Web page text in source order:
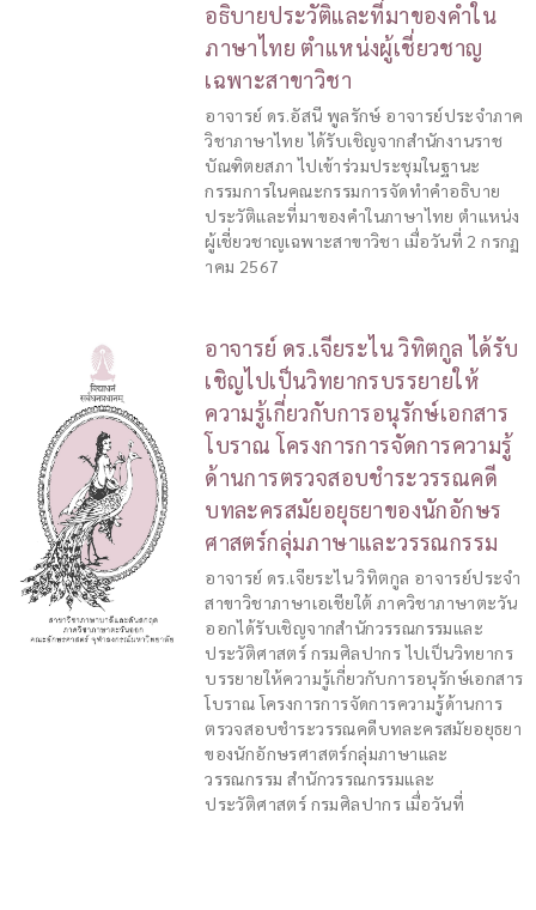
อธิบายประวัติและที่มาของคำใน
ภาษาไทย ตำแหน่งผู้เชี่ยวชาญ
เฉพาะสาขาวิชา
อาจารย์ ดร.อัสนี พูลรักษ์ อาจารย์ประจำภาค
วิชาภาษาไทย ได้รับเชิญจากสำนักงานราช
บัณฑิตยสภา ไปเข้าร่วมประชุมในฐานะ
กรรมการในคณะกรรมการจัดทำคำอธิบาย
ประวัติและที่มาของคำในภาษาไทย ตำแหน่ง
ผู้เชี่ยวชาญเฉพาะสาขาวิชา เมื่อวันที่ 2 กรกฏ
าคม 2567
อาจารย์ ดร.เจียระไน วิทิตกูล ได้รับ
เชิญไปเป็นวิทยากรบรรยายให้
ความรู้เกี่ยวกับการอนุรักษ์เอกสาร
โบราณ โครงการการจัดการความรู้
ด้านการตรวจสอบชำระวรรณคดี
บทละครสมัยอยุธยาของนักอักษร
ศาสตร์กลุ่มภาษาและวรรณกรรม
อาจารย์ ดร.เจียระไน วิทิตกูล อาจารย์ประจำ
สาขาวิชาภาษาเอเชียใต้ ภาควิชาภาษาตะวัน
ออกได้รับเชิญจากสำนักวรรณกรรมและ
ประวัติศาสตร์ กรมศิลปากร ไปเป็นวิทยากร
บรรยายให้ความรู้เกี่ยวกับการอนุรักษ์เอกสาร
โบราณ โครงการการจัดการความรู้ด้านการ
ตรวจสอบชำระวรรณคดีบทละครสมัยอยุธยา
ของนักอักษรศาสตร์กลุ่มภาษาและ
วรรณกรรม สำนักวรรณกรรมและ
ประวัติศาสตร์ กรมศิลปากร เมื่อวันที่